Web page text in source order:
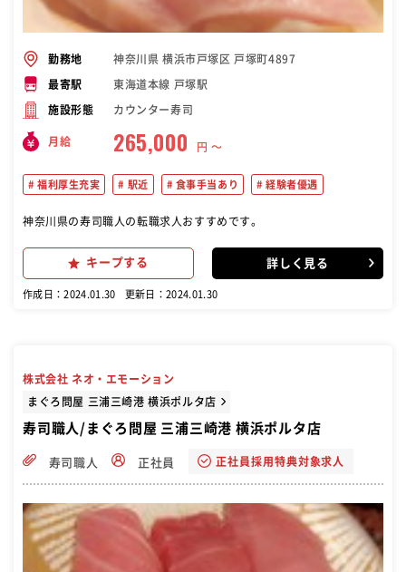
勤務地 神奈川県 横浜市戸塚区 戸塚町4897
最寄駅 東海道本線 戸塚駅
施設形態 カウンター寿司
月給 265,000 円 〜
福利厚生充実 駅近 食事手当あり 経験者優遇
神奈川県の寿司職人の転職求人おすすめです。
キープする 詳しく見る
作成日：2024.01.30 更新日：2024.01.30
株式会社 ネオ・エモーション
まぐろ問屋 三浦三崎港 横浜ポルタ店
寿司職人/まぐろ問屋 三浦三崎港 横浜ポルタ店
寿司職人 正社員 正社員採用特典対象求人